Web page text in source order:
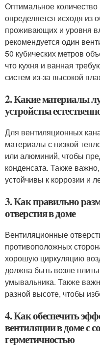
Оптимальное
определяется исходя из
проживающих и уровня
рекомендуется один
50 кубических метров
что кухня и ванная
систем из-за высокой
2. Какие материалы
устройства
Для вентиляционных
материалы с низкой
или алюминий, чтобы
конденсата. Также
устойчивы к коррозии и
3. Как правильно
отверстия в доме
Вентиляционные
противоположных
хорошую циркуляцию
должна быть возле
умывальника. Также
разной высоте, чтобы
4. Как обеспечить
вентиляции в доме с
герметичностью